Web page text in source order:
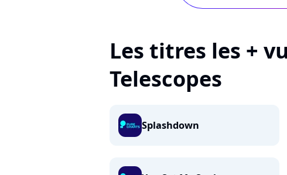
Les titres les +
Telescopes
Splashdown